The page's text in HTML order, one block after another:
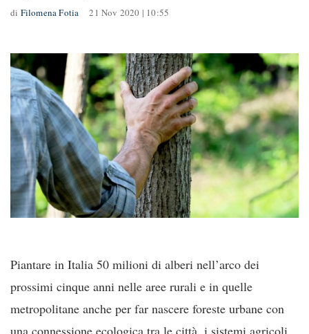
di Filomena Fotia 21 Nov 2020 | 10:55
Piantare in Italia 50 milioni di alberi nell’arco dei
prossimi cinque anni nelle aree rurali e in quelle
metropolitane anche per far nascere foreste urbane con
una connessione ecologica tra le città, i sistemi agricoli